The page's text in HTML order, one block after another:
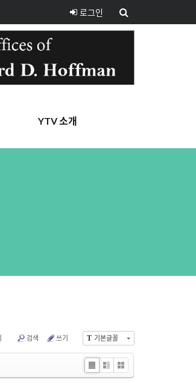
로그인
YTV 소개
T 기본글꼴
검색 쓰기
Li
Zi
G